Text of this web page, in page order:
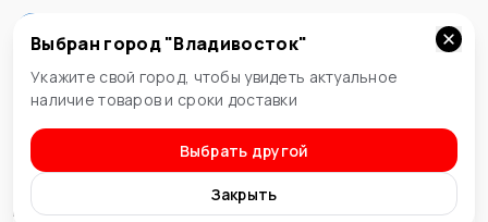
Владивосток
Выбран город "Владивосток"
Укажите свой город, чтобы увидеть актуальное
наличие товаров и сроки доставки
Выбрать другой
Закрыть
Тумбы напольные для ванных комнат